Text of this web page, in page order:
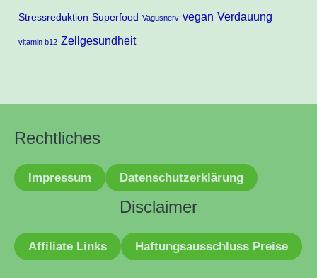
Stressreduktion Superfood Vagusnerv vegan Verdauung
vitamin b12 Zellgesundheit
Rechtliches
Impressum Datenschutzerklärung
Disclaimer
Affiliate Links Haftungsausschluss Preise